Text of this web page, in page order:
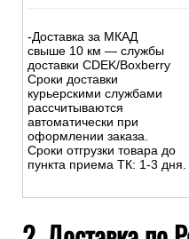
-Доставка за МКАД
свыше 10 км — службы
доставки CDEK/Boxberry
Сроки доставки
курьерскими службами
рассчитываются
автоматически при
оформлении заказа.
Сроки отгрузки товара до
пункта приема ТК: 1-3 дня.